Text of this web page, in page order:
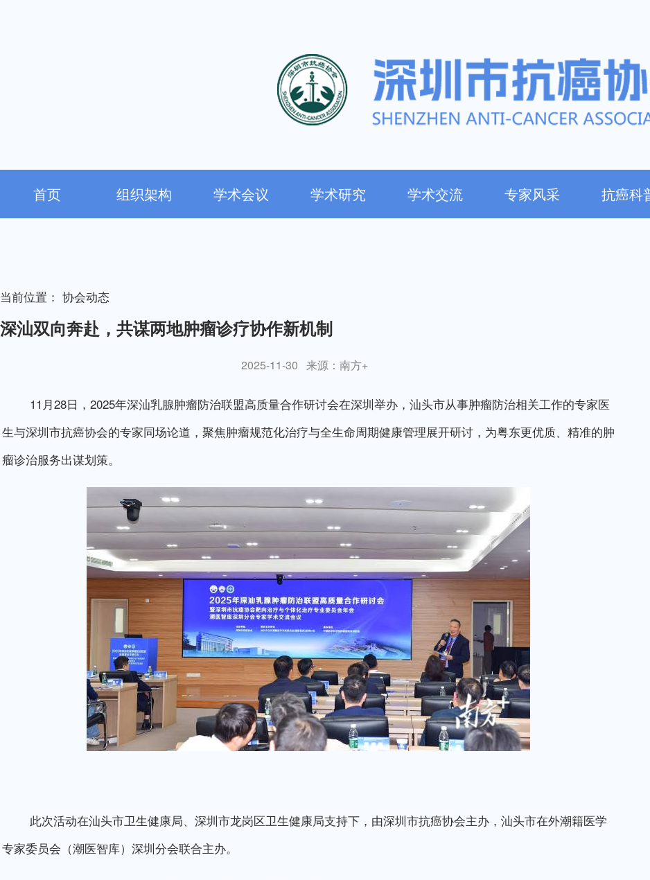
首页 组织架构 学术会议 学术研究 学术交流 专家风采 抗癌科
当前位置： 协会动态
深汕双向奔赴，共谋两地肿瘤诊疗协作新机制
2025-11-30 来源：南方+
11月28日，2025年深汕乳腺肿瘤防治联盟高质量合作研讨会在深圳举办，汕头市从事肿瘤防治相关工作的专家医
生与深圳市抗癌协会的专家同场论道，聚焦肿瘤规范化治疗与全生命周期健康管理展开研讨，为粤东更优质、精准的肿
瘤诊治服务出谋划策。
此次活动在汕头市卫生健康局、深圳市龙岗区卫生健康局支持下，由深圳市抗癌协会主办，汕头市在外潮籍医学
专家委员会（潮医智库）深圳分会联合主办。